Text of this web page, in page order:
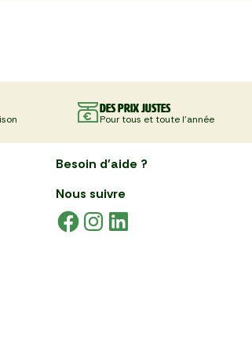
Des prix justes
Pour tous et toute l'année
Besoin d'aide ?
Nous suivre